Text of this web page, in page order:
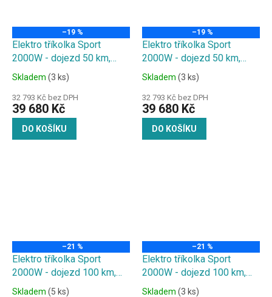
–19 %
Elektro tříkolka Sport
2000W - dojezd 50 km,
20Ah baterie, zelená
Skladem (3 ks)
32 793 Kč bez DPH
39 680 Kč
DO KOŠÍKU
–19 %
Elektro tříkolka Sport
2000W - dojezd 50 km,
20Ah baterie, žlutá
Skladem (3 ks)
32 793 Kč bez DPH
39 680 Kč
DO KOŠÍKU
–21 %
Elektro tříkolka Sport
2000W - dojezd 100 km,
2x20Ah baterie, bílá
Skladem (5 ks)
–21 %
Elektro tříkolka Sport
2000W - dojezd 100 km,
2x20Ah baterie, černá
Skladem (3 ks)